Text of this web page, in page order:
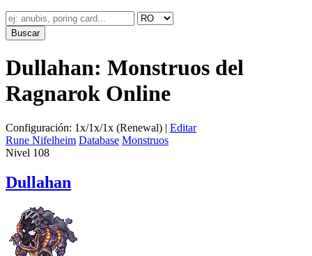
Dullahan: Monstruos del
Ragnarok Online
Configuración: 1x/1x/1x (Renewal) | Editar
Rune Nifelheim Database Monstruos
Nivel 108
Dullahan